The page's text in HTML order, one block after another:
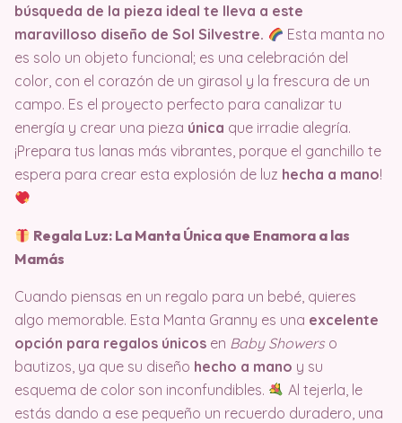
búsqueda de la pieza ideal te lleva a este
maravilloso diseño de Sol Silvestre.
Esta manta no
es solo un objeto funcional; es una celebración del
color, con el corazón de un girasol y la frescura de un
campo. Es el proyecto perfecto para canalizar tu
energía y crear una pieza única que irradie alegría.
¡Prepara tus lanas más vibrantes, porque el ganchillo te
espera para crear esta explosión de luz hecha a mano!
Regala Luz: La Manta Única que Enamora a las
Mamás
Cuando piensas en un regalo para un bebé, quieres
algo memorable. Esta Manta Granny es una excelente
opción para regalos únicos en Baby Showers o
bautizos, ya que su diseño hecho a mano y su
esquema de color son inconfundibles.
Al tejerla, le
estás dando a ese pequeño un recuerdo duradero, una